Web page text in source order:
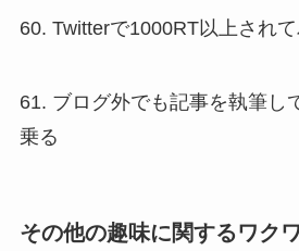
60. Twitterで1000RT以上され
61. ブログ外でも記事を執筆し
乗る
その他の趣味に関するワク